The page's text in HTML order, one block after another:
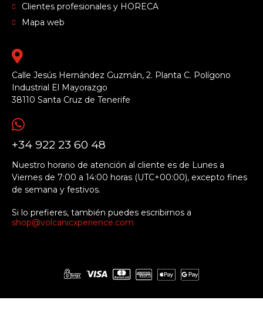
Clientes profesionales y HORECA
Mapa web
Calle Jesús Hernández Guzmán, 2. Planta C. Polígono
Industrial El Mayorazgo
38110 Santa Cruz de Tenerife
+34 922 23 60 48
Nuestro horario de atención al cliente es de Lunes a
Viernes de 7:00 a 14:00 horas (UTC+00:00), excepto fines
de semana y festivos.
Si lo prefieres, también puedes escribirnos a
shop@volcanicxperience.com